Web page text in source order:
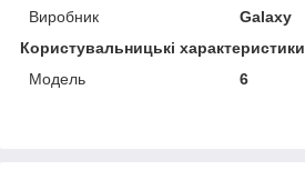
Виробник
Galaxy
Користувальницькі характеристики
Модель
6